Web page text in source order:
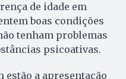
de idade em
boas condições
tenham problemas
psicoativas.
a apresentação